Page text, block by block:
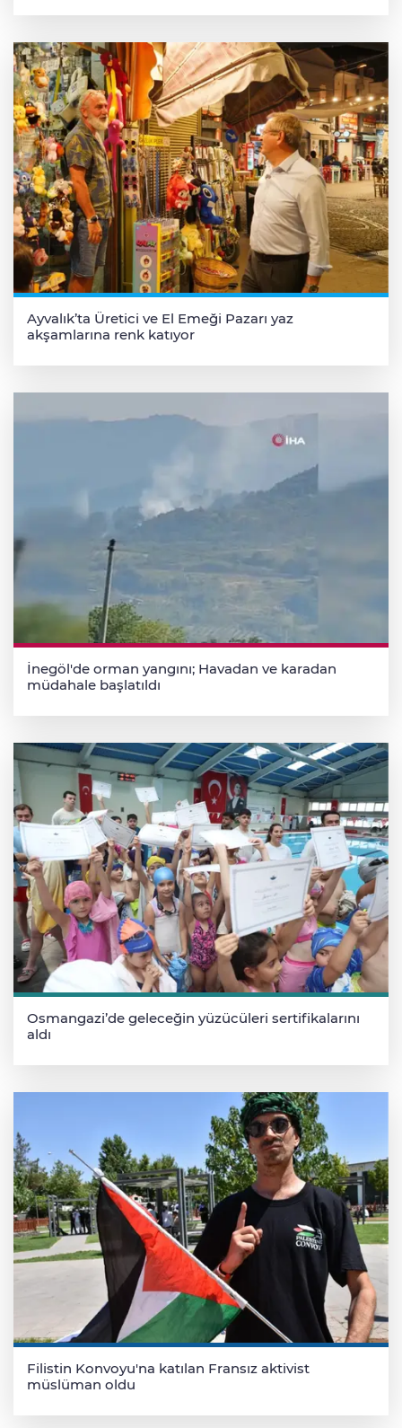
Ayvalık’ta Üretici ve El Emeği Pazarı yaz
akşamlarına renk katıyor
İnegöl'de orman yangını; Havadan ve karadan
müdahale başlatıldı
Osmangazi’de geleceğin yüzücüleri sertifikalarını
aldı
Filistin Konvoyu'na katılan Fransız aktivist
müslüman oldu